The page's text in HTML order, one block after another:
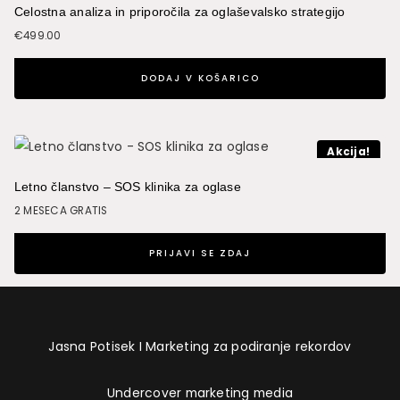
Celostna analiza in priporočila za oglaševalsko strategijo
€499.00
DODAJ V KOŠARICO
Akcija!
Letno članstvo – SOS klinika za oglase
2 MESECA GRATIS
PRIJAVI SE ZDAJ
Jasna Potisek I Marketing za podiranje rekordov
Undercover marketing media